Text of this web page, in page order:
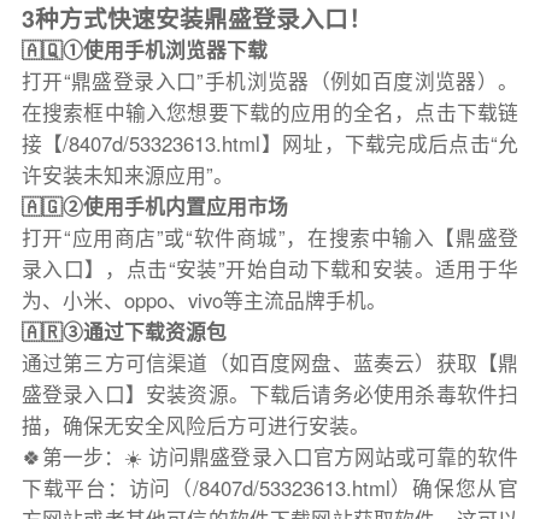
3种方式快速安装鼎盛登录入口！
🇦🇶①使用手机浏览器下载
打开“鼎盛登录入口”手机浏览器（例如百度浏览器）。
在搜索框中输入您想要下载的应用的全名，点击下载链
接【/8407d/53323613.html】网址，下载完成后点击“允
许安装未知来源应用”。
🇦🇬②使用手机内置应用市场
打开“应用商店”或“软件商城”，在搜索中输入【鼎盛登
录入口】，点击“安装”开始自动下载和安装。适用于华
为、小米、oppo、vivo等主流品牌手机。
🇦🇷③通过下载资源包
通过第三方可信渠道（如百度网盘、蓝奏云）获取【鼎
盛登录入口】安装资源。下载后请务必使用杀毒软件扫
描，确保无安全风险后方可进行安装。
🍀第一步：☀️ 访问鼎盛登录入口官方网站或可靠的软件
下载平台：访问（/8407d/53323613.html）确保您从官